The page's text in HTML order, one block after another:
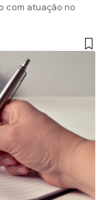
com atuação no